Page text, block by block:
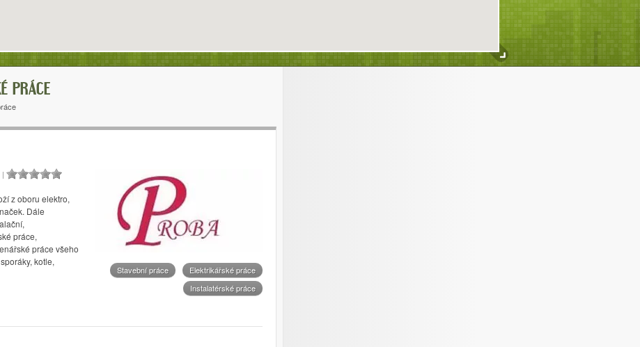
PRÁCE
Stavební práce
Elektrikářské práce
Instalatérské práce
|
z oboru elektro,
Dále
práce,
práce všeho
kotle,